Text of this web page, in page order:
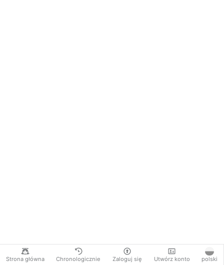
Strona główna Chronologicznie Zaloguj się Utwórz konto polski